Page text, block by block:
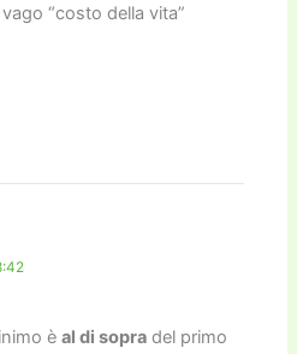
“costo della vita”
èal di sopra del primo